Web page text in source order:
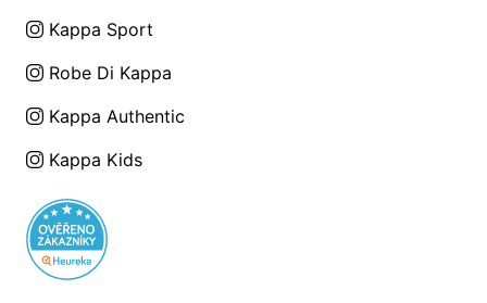
Kappa Sport
Robe Di Kappa
Kappa Authentic
Kappa Kids